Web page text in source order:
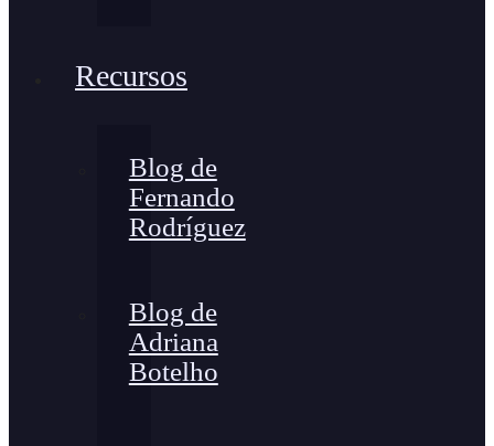
Recursos
Blog de
Fernando
Rodríguez
Blog de
Adriana
Botelho